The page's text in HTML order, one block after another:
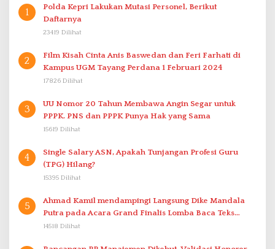
1
Polda Kepri Lakukan Mutasi Personel, Berikut
Daftarnya
23419 Dilihat
2
Film Kisah Cinta Anis Baswedan dan Feri Farhati di
Kampus UGM Tayang Perdana 1 Februari 2024
17826 Dilihat
3
UU Nomor 20 Tahun Membawa Angin Segar untuk
PPPK. PNS dan PPPK Punya Hak yang Sama
15619 Dilihat
4
Single Salary ASN, Apakah Tunjangan Profesi Guru
(TPG) Hilang?
15395 Dilihat
5
Ahmad Kamil mendampingi Langsung Dike Mandala
Putra pada Acara Grand Finalis Lomba Baca Teks
Proklamasi Mirip Bung Karno di Bali
14518 Dilihat